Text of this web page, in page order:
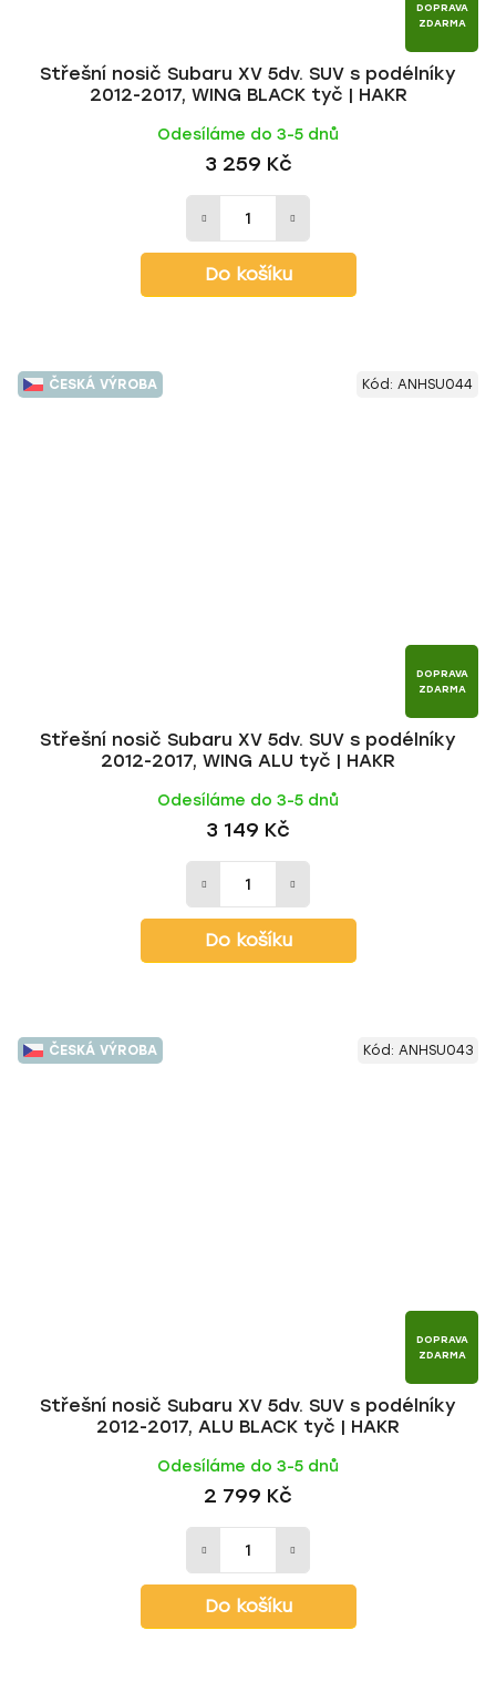
DOPRAVA
ZDARMA
Střešní nosič Subaru XV 5dv. SUV s podélníky
2012-2017, WING BLACK tyč | HAKR
Odesíláme do 3-5 dnů
3 259 Kč
Do košíku
ČESKÁ VÝROBA
DOPRAVA
ZDARMA
Střešní nosič Subaru XV 5dv. SUV s podélníky
2012-2017, WING ALU tyč | HAKR
Odesíláme do 3-5 dnů
3 149 Kč
Do košíku
Kód: ANHSU044
ČESKÁ VÝROBA
DOPRAVA
ZDARMA
Střešní nosič Subaru XV 5dv. SUV s podélníky
2012-2017, ALU BLACK tyč | HAKR
Odesíláme do 3-5 dnů
2 799 Kč
Do košíku
Kód: ANHSU043